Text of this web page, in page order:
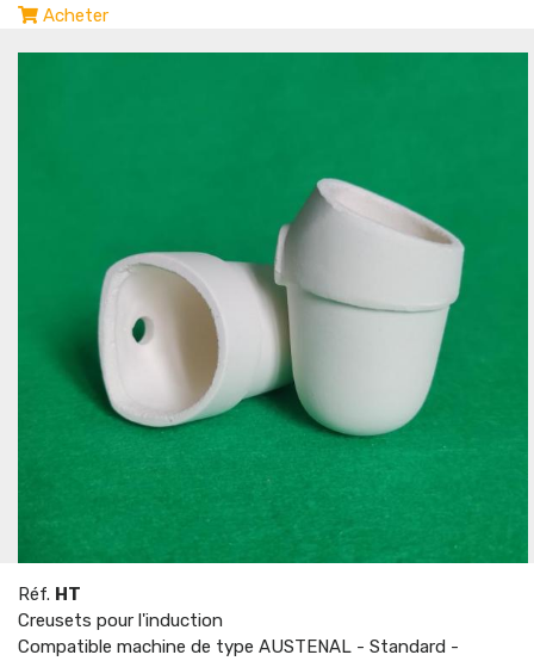
Acheter
Réf. HT
Creusets pour l'induction
Compatible machine de type AUSTENAL - Standard -